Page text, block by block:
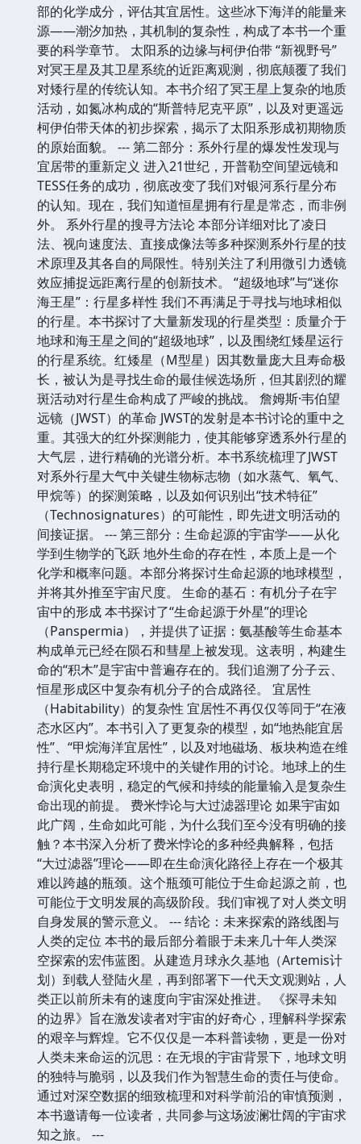
部的化学成分，评估其宜居性。这些冰下海洋的能量来
源——潮汐加热，其机制的复杂性，构成了本书一个重
要的科学章节。 太阳系的边缘与柯伊伯带 “新视野号”
对冥王星及其卫星系统的近距离观测，彻底颠覆了我们
对矮行星的传统认知。本书介绍了冥王星上复杂的地质
活动，如氮冰构成的“斯普特尼克平原”，以及对更遥远
柯伊伯带天体的初步探索，揭示了太阳系形成初期物质
的原始面貌。 --- 第二部分：系外行星的爆发性发现与
宜居带的重新定义 进入21世纪，开普勒空间望远镜和
TESS任务的成功，彻底改变了我们对银河系行星分布
的认知。现在，我们知道恒星拥有行星是常态，而非例
外。 系外行星的搜寻方法论 本部分详细对比了凌日
法、视向速度法、直接成像法等多种探测系外行星的技
术原理及其各自的局限性。特别关注了利用微引力透镜
效应捕捉远距离行星的创新技术。 “超级地球”与“迷你
海王星”：行星多样性 我们不再满足于寻找与地球相似
的行星。本书探讨了大量新发现的行星类型：质量介于
地球和海王星之间的“超级地球”，以及围绕红矮星运行
的行星系统。红矮星（M型星）因其数量庞大且寿命极
长，被认为是寻找生命的最佳候选场所，但其剧烈的耀
斑活动对行星生命构成了严峻的挑战。 詹姆斯·韦伯望
远镜（JWST）的革命 JWST的发射是本书讨论的重中之
重。其强大的红外探测能力，使其能够穿透系外行星的
大气层，进行精确的光谱分析。本书系统梳理了JWST
对系外行星大气中关键生物标志物（如水蒸气、氧气、
甲烷等）的探测策略，以及如何识别出“技术特征”
（Technosignatures）的可能性，即先进文明活动的
间接证据。 --- 第三部分：生命起源的宇宙学——从化
学到生物学的飞跃 地外生命的存在性，本质上是一个
化学和概率问题。本部分将探讨生命起源的地球模型，
并将其外推至宇宙尺度。 生命的基石：有机分子在宇
宙中的形成 本书探讨了“生命起源于外星”的理论
（Panspermia），并提供了证据：氨基酸等生命基本
构成单元已经在陨石和彗星上被发现。这表明，构建生
命的“积木”是宇宙中普遍存在的。我们追溯了分子云、
恒星形成区中复杂有机分子的合成路径。 宜居性
（Habitability）的复杂性 宜居性不再仅仅等同于“在液
态水区内”。本书引入了更复杂的模型，如“地热能宜居
性”、“甲烷海洋宜居性”，以及对地磁场、板块构造在维
持行星长期稳定环境中的关键作用的讨论。地球上的生
命演化史表明，稳定的气候和持续的能量输入是复杂生
命出现的前提。 费米悖论与大过滤器理论 如果宇宙如
此广阔，生命如此可能，为什么我们至今没有明确的接
触？本书深入分析了费米悖论的多种经典解释，包括
“大过滤器”理论——即在生命演化路径上存在一个极其
难以跨越的瓶颈。这个瓶颈可能位于生命起源之前，也
可能位于文明发展的高级阶段。我们审视了对人类文明
自身发展的警示意义。 --- 结论：未来探索的路线图与
人类的定位 本书的最后部分着眼于未来几十年人类深
空探索的宏伟蓝图。从建造月球永久基地（Artemis计
划）到载人登陆火星，再到部署下一代天文观测站，人
类正以前所未有的速度向宇宙深处推进。 《探寻未知
的边界》旨在激发读者对宇宙的好奇心，理解科学探索
的艰辛与辉煌。它不仅仅是一本科普读物，更是一份对
人类未来命运的沉思：在无垠的宇宙背景下，地球文明
的独特与脆弱，以及我们作为智慧生命的责任与使命。
通过对深空数据的细致梳理和对科学前沿的审慎预测，
本书邀请每一位读者，共同参与这场波澜壮阔的宇宙求
知之旅。 ---